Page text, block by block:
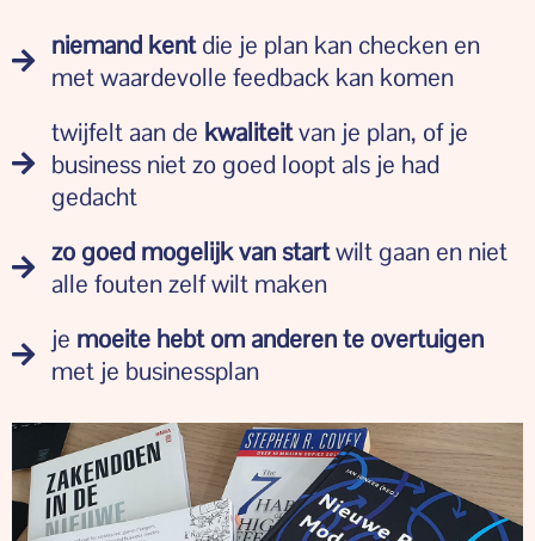
niemand kentdie je plan kan checken en
met waardevolle feedback kan komen
twijfelt aan de kwaliteitvan je plan, of je
business niet zo goed loopt als je had
gedacht
zo goed mogelijk van startwilt gaan en niet
alle fouten zelf wilt maken
je moeite hebt om anderen te overtuigen
met je businessplan